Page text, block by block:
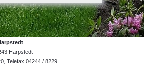
Harpstedt
Telefax 04244 / 8229